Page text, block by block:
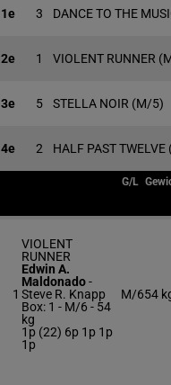
1e 3 DANCE TO THE
2e 1 VIOLENT RUNNER
3e 5 STELLA NOIR (M/5)
4e 2 HALF PAST TWELVE
G/L
1
VIOLENT
RUNNER
Edwin A.
Maldonado-
Steve R. Knapp
Box: 1 - M/6 - 54
kg
1p (22) 6p 1p 1p
1p
M/654